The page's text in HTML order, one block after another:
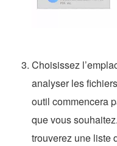
Choisissez
analyser les
outil commencera
que vous
trouverez une liste